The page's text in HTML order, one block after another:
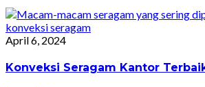
konveksi seragam
April 6, 2024
Konveksi Seragam Kantor